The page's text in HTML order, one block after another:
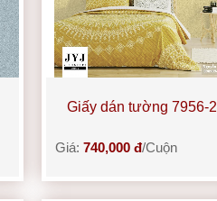
Giấy dán tường 7956-2
Giá:740,000 đ/Cuộn